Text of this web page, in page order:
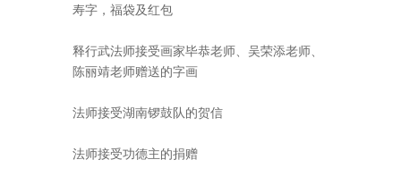
寿字，福袋及红包
释行武法师接受画家毕恭老师、吴荣添老师、
陈丽靖老师赠送的字画
法师接受湖南锣鼓队的贺信
法师接受功德主的捐赠